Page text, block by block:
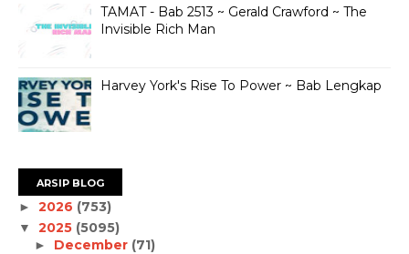
TAMAT - Bab 2513 ~ Gerald Crawford ~ The
Invisible Rich Man
Harvey York's Rise To Power ~ Bab Lengkap
ARSIP BLOG
► 2026 (753)
▼ 2025 (5095)
► December (71)